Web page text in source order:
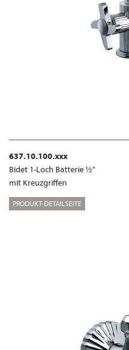
637.10.100.xxx
Bidet 1-Loch Batterie ½“
mit Kreuzgriffen
PRODUKT-DETAILSEITE